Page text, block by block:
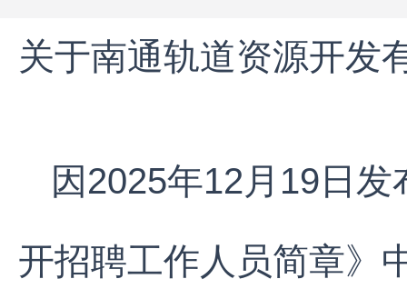
关于南通轨道资源开发
因2025年12月19日
开招聘工作人员简章》